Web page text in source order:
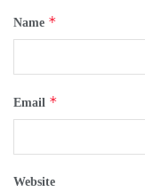
Name *
Email *
Website